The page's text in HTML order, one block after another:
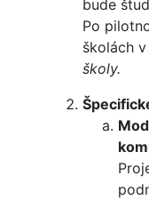
bude
Po
školách
školy.